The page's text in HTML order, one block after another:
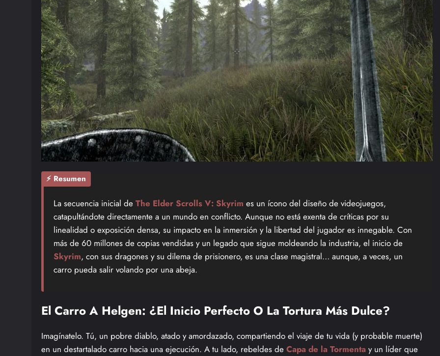
⚡ Resumen
La secuencia inicial de The Elder Scrolls V: Skyrim es un ícono del diseño de videojuegos,
catapultándote directamente a un mundo en conflicto. Aunque no está exenta de críticas por su
linealidad o exposición densa, su impacto en la inmersión y la libertad del jugador es innegable. Con
más de 60 millones de copias vendidas y un legado que sigue moldeando la industria, el inicio de
Skyrim, con sus dragones y su dilema de prisionero, es una clase magistral… aunque, a veces, un
carro pueda salir volando por una abeja.
El Carro A Helgen: ¿El Inicio Perfecto O La Tortura Más Dulce?
Imagínatelo. Tú, un pobre diablo, atado y amordazado, compartiendo el viaje de tu vida (y probable muerte)
en un destartalado carro hacia una ejecución. A tu lado, rebeldes de Capa de la Tormenta y un líder que